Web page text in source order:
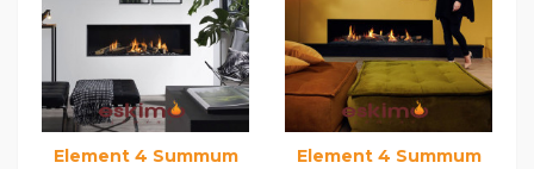
Element 4 Summum
Element 4 Summum